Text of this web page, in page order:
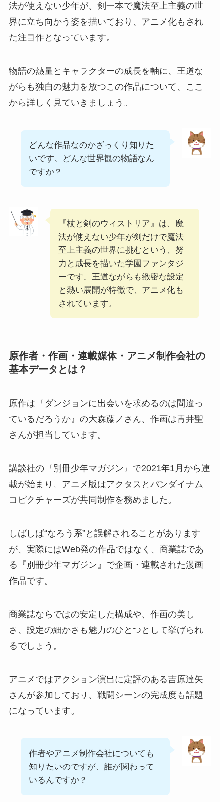
法が使えない少年が、剣一本で魔法至上主義の世
界に立ち向かう姿を描いており、アニメ化もされ
た注目作となっています。
物語の熱量とキャラクターの成長を軸に、王道な
がらも独自の魅力を放つこの作品について、ここ
から詳しく見ていきましょう。
どんな作品なのかざっくり知りた
いです。どんな世界観の物語なん
ですか？
『杖と剣のウィストリア』は、魔
法が使えない少年が剣だけで魔法
至上主義の世界に挑むという、努
力と成長を描いた学園ファンタジ
ーです。王道ながらも緻密な設定
と熱い展開が特徴で、アニメ化も
されています。
原作者・作画・連載媒体・アニメ制作会社の
基本データとは？
原作は『ダンジョンに出会いを求めるのは間違っ
ているだろうか』の大森藤ノさん、作画は青井聖
さんが担当しています。
講談社の『別冊少年マガジン』で2021年1月から連
載が始まり、アニメ版はアクタスとバンダイナム
コピクチャーズが共同制作を務めました。
しばしば“なろう系”と誤解されることがあります
が、実際にはWeb発の作品ではなく、商業誌であ
る『別冊少年マガジン』で企画・連載された漫画
作品です。
商業誌ならではの安定した構成や、作画の美し
さ、設定の細かさも魅力のひとつとして挙げられ
るでしょう。
アニメではアクション演出に定評のある吉原達矢
さんが参加しており、戦闘シーンの完成度も話題
になっています。
作者やアニメ制作会社についても
知りたいのですが、誰が関わって
いるんですか？